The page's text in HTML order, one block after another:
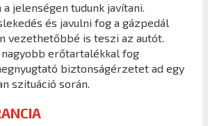
jelenségen tudunk javítani.
és javulni fog a gázpedál
vezethetőbbé is teszi az autót.
erőtartalékkal fog
biztonságérzetet ad egy
szituáció során.